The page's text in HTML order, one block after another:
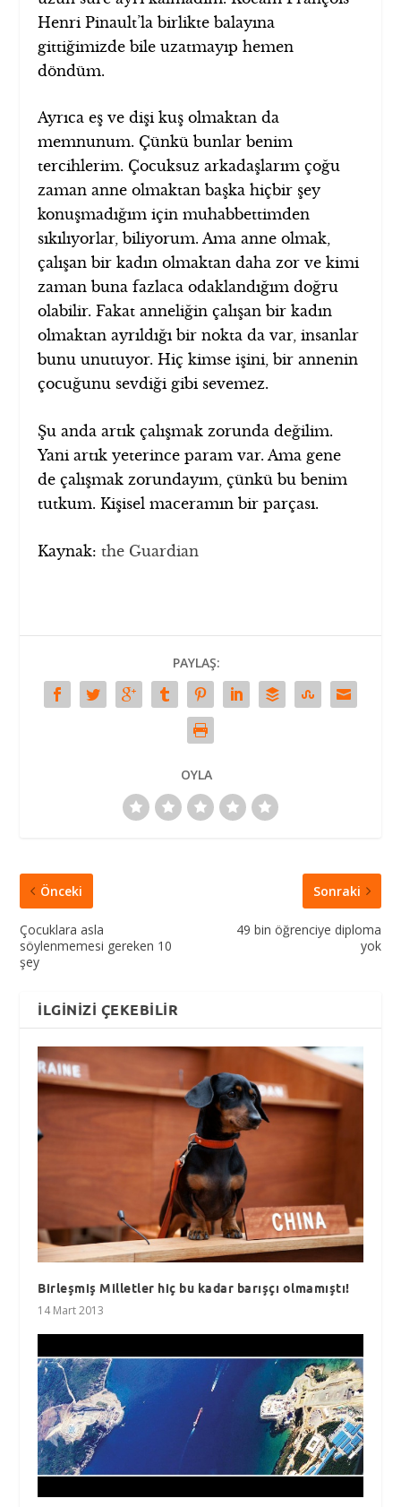
Henri Pinault’la birlikte balayına
gittiğimizde bile uzatmayıp hemen
döndüm.
Ayrıca eş ve dişi kuş olmaktan da
memnunum. Çünkü bunlar benim
tercihlerim. Çocuksuz arkadaşlarım çoğu
zaman anne olmaktan başka hiçbir şey
konuşmadığım için muhabbettimden
sıkılıyorlar, biliyorum. Ama anne olmak,
çalışan bir kadın olmaktan daha zor ve kimi
zaman buna fazlaca odaklandığım doğru
olabilir. Fakat anneliğin çalışan bir kadın
olmaktan ayrıldığı bir nokta da var, insanlar
bunu unutuyor. Hiç kimse işini, bir annenin
çocuğunu sevdiği gibi sevemez.
Şu anda artık çalışmak zorunda değilim.
Yani artık yeterince param var. Ama gene
de çalışmak zorundayım, çünkü bu benim
tutkum. Kişisel maceramın bir parçası.
Kaynak:the Guardian
PAYLAŞ:
OYLA
Önceki
Çocuklara asla
söylenmemesi gereken 10
şey
Sonraki
49 bin öğrenciye diploma
yok
İLGINIZI ÇEKEBILIR
Birleşmiş Milletler hiç bu kadar barışçı olmamıştı!
14 Mart 2013